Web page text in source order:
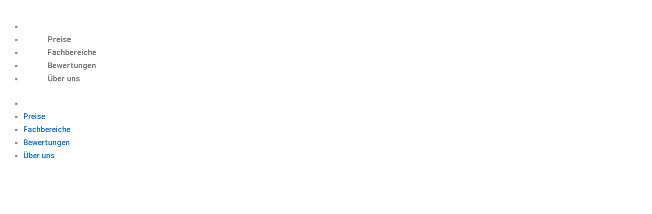
Preise
Fachbereiche
Bewertungen
Über uns
Preise
Fachbereiche
Bewertungen
Über uns